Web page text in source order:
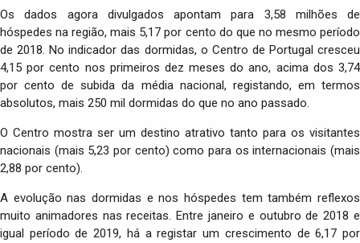
Os dados agora divulgados apontam para 3,58 milhões de
hóspedes na região, mais 5,17 por cento do que no mesmo período
de 2018. No indicador das dormidas, o Centro de Portugal cresceu
4,15 por cento nos primeiros dez meses do ano, acima dos 3,74
por cento de subida da média nacional, registando, em termos
absolutos, mais 250 mil dormidas do que no ano passado.
O Centro mostra ser um destino atrativo tanto para os visitantes
nacionais (mais 5,23 por cento) como para os internacionais (mais
2,88 por cento).
A evolução nas dormidas e nos hóspedes tem também reflexos
muito animadores nas receitas. Entre janeiro e outubro de 2018 e
igual período de 2019, há a registar um crescimento de 6,17 por